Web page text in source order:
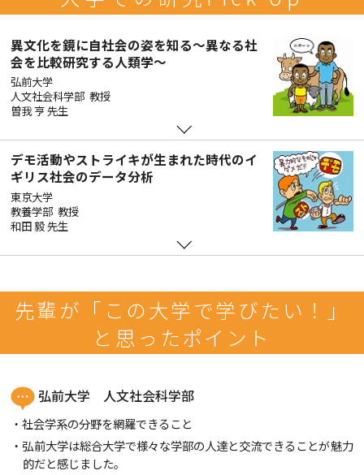
異文化を鏡に自社会の姿を知る～異なる社
会を比較研究する人類学～
弘前大学
人文社会科学部 教授
曽我 亨 先生
デモ活動やストライキが生まれた時代のイ
ギリス社会のデータ分析
東京大学
教養学部 教授
和田 毅 先生
先輩が「この大学で学びたい！」
と思ったポイント
弘前大学 人文社会科学部
社会学系の分野を網羅できること
弘前大学は総合大学で様々な学部の人達と交流できることが魅力
的だと感じました。